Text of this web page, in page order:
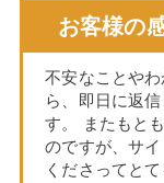
お客様の
不安なことや
ら、即日に返
す。 またもと
のですが、サ
くださってと